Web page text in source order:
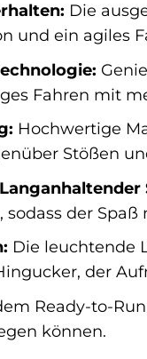
Die
und ein agiles
Fahren mit
Hochwertige
Stößen
der
Die leuchtende
der
Ready-to-
können.